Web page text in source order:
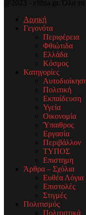
@2023 - efthia.gr. Όλα τα
Αρχική
Γεγονότα
Περιφέρεια
Φθιώτιδα
Ελλάδα
Κόσμος
Κατηγορίες
Πολιτική
Εκπαίδευση
Υγεία
Οικονομία
Ύπαιθρος
Εργασία
Περιβάλλον
ΤΥΠΟΣ
Επιστημη
Άρθρα – Σχόλια
Ευθέα Λόγια
Επιστολές
Στιγμές
Πολιτισμός
Πολιτιστικά